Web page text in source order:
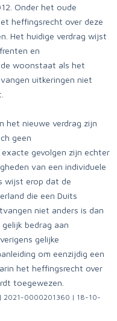
Onder het oude
heffingsrecht over deze
Het huidige verdrag wijst
en
woonstaat als het
uitkeringen niet
het nieuwe verdrag zijn
geen
gevolgen zijn echter
van een individuele
wijst erop dat de
die een Duits
niet anders is dan
bedrag aan
gelijke
om eenzijdig een
het heffingsrecht over
toegewezen.
2021-0000201360 | 18-10-